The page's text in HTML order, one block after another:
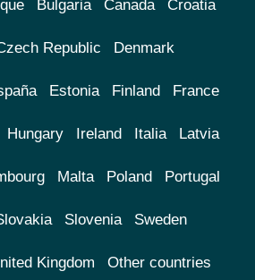
Bulgaria Canada Croatia
Republic Denmark
Estonia Finland France
Hungary Ireland Italia Latvia
Malta Poland Portugal
Slovenia Sweden
Kingdom Other countries